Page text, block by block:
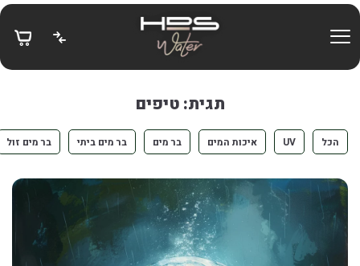
Skip to Content
תגית: טיפים
הכל UV איכות המים בר מים בר מים ביתי בר מים זול
בחזרה למעלה